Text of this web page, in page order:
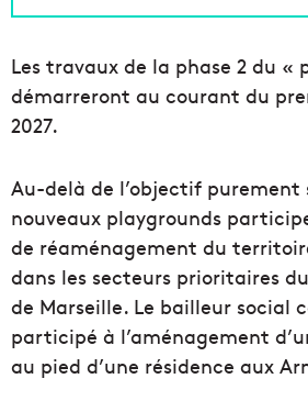
Les travaux de la phase 2 du «
démarreront au courant du
2027.
Au-delà de l’objectif purement
nouveaux playgrounds
de réaménagement du
dans les secteurs prioritaires
de Marseille. Le bailleur social
participé à l’aménagement
au pied d’une résidence aux